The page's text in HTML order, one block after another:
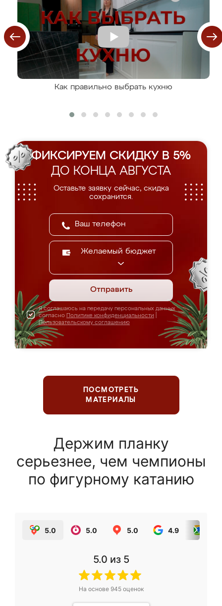
Как правильно выбрать кухню
ФИКСИРУЕМ СКИДКУ В 5%
ДО КОНЦА АВГУСТА
Оставьте заявку сейчас, скидка
сохранится.
Желаемый бюджет
Отправить
Я соглашаюсь на передачу персональных данных
согласно Политике конфиденциальности
Пользовательскому соглашению
ПОСМОТРЕТЬ
МАТЕРИАЛЫ
Держим планку
серьезнее, чем чемпионы
по фигурному катанию
5.0 5.0 5.0 4.9
5.0 из 5
На основе 945оценок